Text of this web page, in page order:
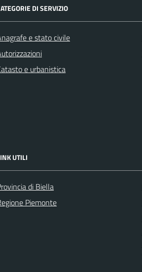
DI SERVIZIO
e stato civile
e urbanistica
UTILI
di Biella
Piemonte